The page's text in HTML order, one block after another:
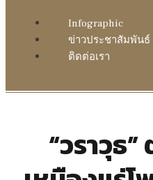
Infographic
ข่าวประชาสัมพันธ์
ติดต่อเรา
“วราวุธ